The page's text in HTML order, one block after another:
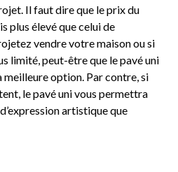
Il faut dire que le prix du
plus élevé que celui de
vendre votre maison ou si
limité, peut-être que le pavé uni
meilleure option. Par contre, si
le pavé uni vous permettra
artistique que